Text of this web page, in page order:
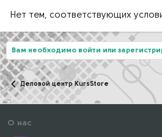
Нет тем, соответствующих
Вам необходимо войти или
Деловой центр KursStore
О нас